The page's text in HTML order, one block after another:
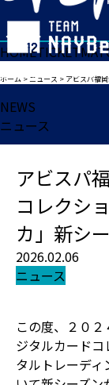
HOMETICKET
ホーム >ニュース > アビスパ福岡
NEWS
ニュース
アビスパ
コレクシ
カ」新シ
2026.02.06
ニュース
この度、２０
ジタルカード
タルトレーデ